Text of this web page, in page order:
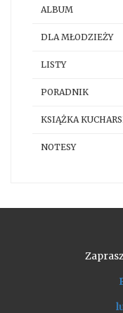
ALBUM
DLA MŁODZIEŻY
LISTY
PORADNIK
KSIĄŻKA
NOTESY